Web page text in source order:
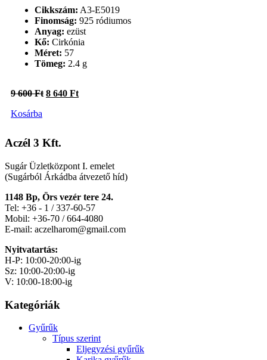
Cikkszám: A3-E5019
Finomság: 925 ródiumos
Anyag: ezüst
Kő: Cirkónia
Méret: 57
Tömeg: 2.4 g
9 600Ft Original
8 640 FtCurrent
Kosárba
Aczél 3 Kft.
Sugár Üzletközpont I. emelet
(Sugárból Árkádba átvezető híd)
1148 Bp, Örs vezér tere 24.
Tel: +36 - 1 / 337-60-57
Mobil: +36-70 / 664-4080
E-mail: aczelharom@gmail.com
Nyitvatartás:
H-P: 10:00-20:00-ig
Sz: 10:00-20:00-ig
V: 10:00-18:00-ig
Kategóriák
Gyűrűk
Típus szerint
Eljegyzési gyűrűk